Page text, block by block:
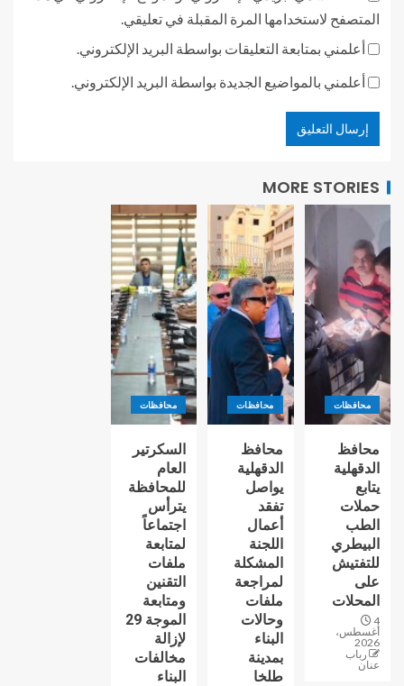
المتصفح لاستخدامها المرة المقبلة في تعليقي.
أعلمني بمتابعة التعليقات بواسطة البريد الإلكتروني.
أعلمني بالمواضيع الجديدة بواسطة البريد الإلكتروني.
MORE STORIES
محافظات
محافظ
الدقهلية
يتابع
حملات
الطب
البيطري
للتفتيش
على
المحلات
4
أغسطس،
2026
رباب
عنان
محافظات
محافظ
الدقهلية
يواصل
تفقد
أعمال
اللجنة
المشكلة
لمراجعة
ملفات
وحالات
البناء
بمدينة
طلخا
محافظات
السكرتير
العام
للمحافظة
يترأس
اجتماعاً
لمتابعة
ملفات
التقنين
ومتابعة
الموجة 29
لإزالة
مخالفات
البناء